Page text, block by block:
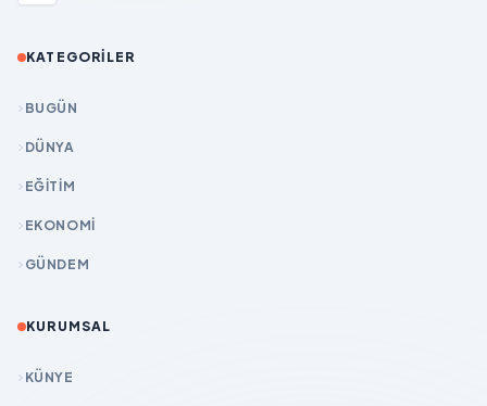
KATEGORILER
BUGÜN
DÜNYA
EĞİTİM
EKONOMİ
GÜNDEM
KURUMSAL
KÜNYE